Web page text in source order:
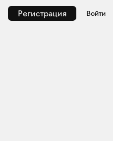
Регистрация Войти